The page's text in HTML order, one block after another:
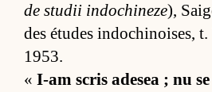
de stu­dii in­do­chi­neze),
des étu­des in­do­chi­no­i­ses,
1953.
« I-am scris ade­sea ; nu